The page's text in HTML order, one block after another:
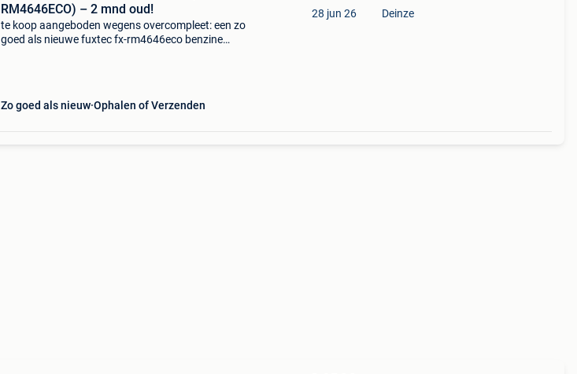
RM4646ECO) – 2 mnd oud!
​te koop aangeboden wegens overcompleet: een zo
goed als nieuwe fuxtec fx-rm4646eco benzine
Zo goed als nieuw Ophalen of Verzenden
28 jun 26 Deinze